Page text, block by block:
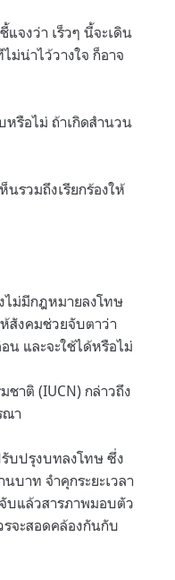
จงว่า เร็วๆ นี้จะเดิน
น่าไว้วางใจ ก็อาจ
รือไม่ ถ้าเกิดสำนวน
รวมถึงเรียกร้องให้
ไม่มีกฎหมายลงโทษ
สังคมช่วยจับตาว่า
น และจะใช้ได้หรือไม่
ชาติ (IUCN) กล่าวถึง
ณา
บปรุงบทลงโทษ ซึ่ง
าท จำคุกระยะเวลา
บแล้วสารภาพมอบตัว
จะสอดคล้องกันกับ